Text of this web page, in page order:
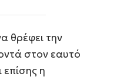
θρέφει την
στον εαυτό
η